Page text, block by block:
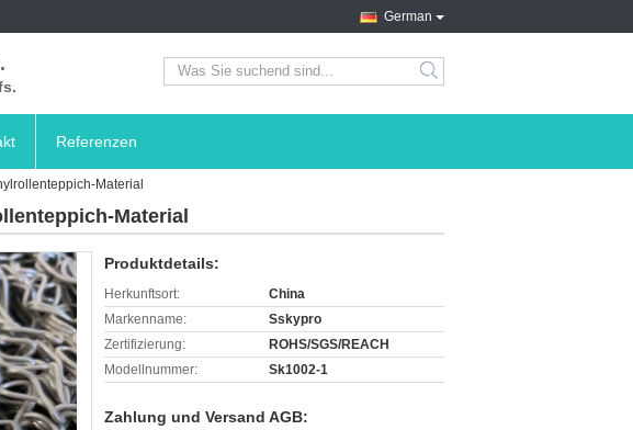
German
search
Referenzen
Material
Material
Produktdetails:
Herkunftsort:
China
Markenname:
Sskypro
Zertifizierung:
ROHS/SGS/REACH
Modellnummer:
Sk1002-1
Zahlung und Versand AGB: